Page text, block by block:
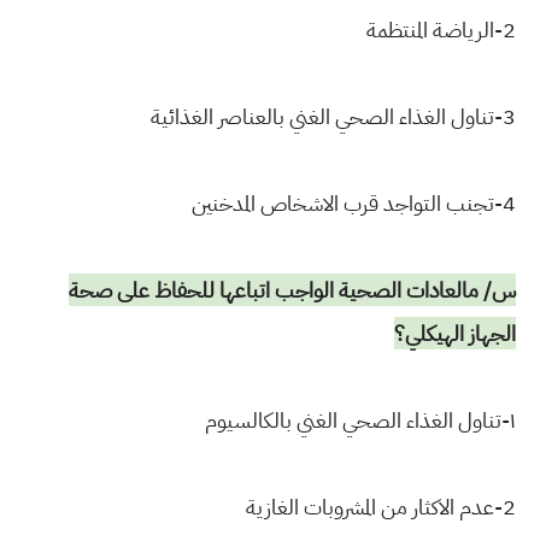
2-الرياضة المنتظمة
3-تناول الغذاء الصحي الغني بالعناصر الغذائية
4-تجنب التواجد قرب الاشخاص المدخنين
س/ مالعادات الصحية الواجب اتباعها للحفاظ علىصحة
الجهاز الهيكلي؟
١-تناول الغذاء الصحي الغني بالكالسيوم
2-عدم الاكثار من المشروبات الغازية